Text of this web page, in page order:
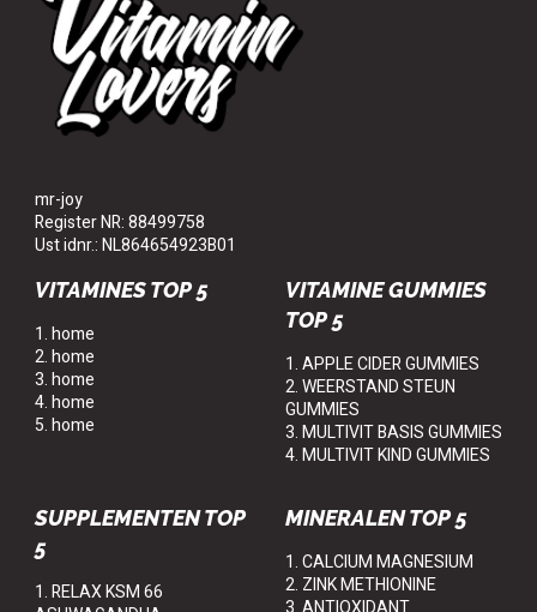
mr-joy
Register NR: 88499758
Ust idnr.: NL864654923B01
VITAMINES TOP 5
1. home
2. home
3. home
4. home
5. home
VITAMINE GUMMIES
TOP 5
1. APPLE CIDER GUMMIES
2. WEERSTAND STEUN
GUMMIES
3. MULTIVIT BASIS GUMMIES
4. MULTIVIT KIND GUMMIES
SUPPLEMENTEN TOP
5
1. RELAX KSM 66
MINERALEN TOP 5
1. CALCIUM MAGNESIUM
2. ZINK METHIONINE